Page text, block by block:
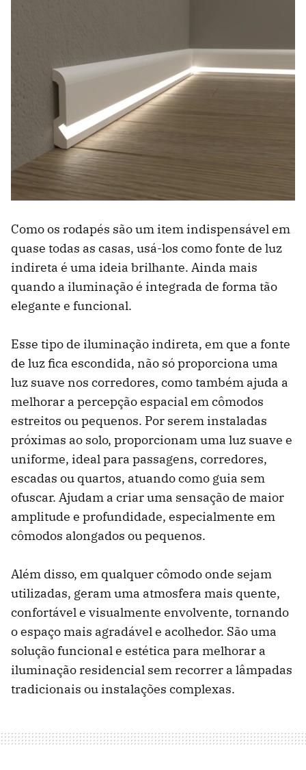
Como os rodapés são um item indispensável em
quase todas as casas, usá-los como fonte de luz
indireta é uma ideia brilhante. Ainda mais
quando a iluminação é integrada de forma tão
elegante e funcional.
Esse tipo de iluminação indireta, em que a fonte
de luz fica escondida, não só proporciona uma
luz suave nos corredores, como também ajuda a
melhorar a percepção espacial em cômodos
estreitos ou pequenos. Por serem instaladas
próximas ao solo, proporcionam uma luz suave e
uniforme, ideal para passagens, corredores,
escadas ou quartos, atuando como guia sem
ofuscar. Ajudam a criar uma sensação de maior
amplitude e profundidade, especialmente em
cômodos alongados ou pequenos.
Além disso, em qualquer cômodo onde sejam
utilizadas, geram uma atmosfera mais quente,
confortável e visualmente envolvente, tornando
o espaço mais agradável e acolhedor. São uma
solução funcional e estética para melhorar a
iluminação residencial sem recorrer a lâmpadas
tradicionais ou instalações complexas.